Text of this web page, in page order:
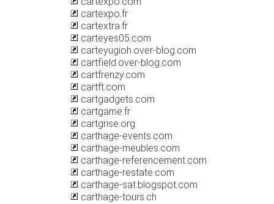
cartexpo.fr
cartextra.fr
carteyes05.com
carteyugioh.over-blog.com
cartfield.over-blog.com
cartfrenzy.com
cartft.com
cartgadgets.com
cartgame.fr
cartgrise.org
carthage-events.com
carthage-meubles.com
carthage-referencement.com
carthage-restate.com
carthage-sat.blogspot.com
carthage-tours.ch